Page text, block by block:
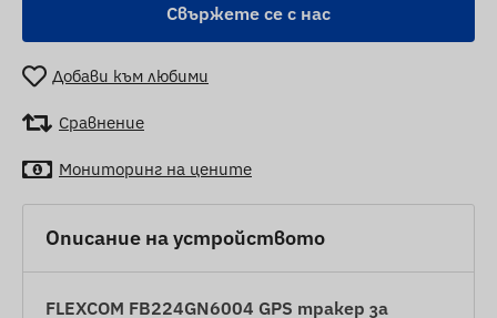
Свържете се с нас
Добави към любими
Сравнение
Мониторинг на цените
Описание на устройството
FLEXCOM FB224GN6004 GPS тракер за